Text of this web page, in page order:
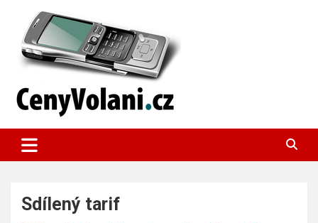
content
Výhodné mobilní tarify
Sdílený tarif